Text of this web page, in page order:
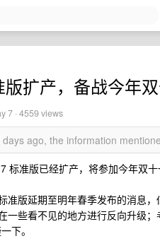
扩产，备战今年
7 · 4559 views
ago, the information
标准版已经扩产，将参加今年双
准版延期至明年春季发布的消息
一些看不见的地方进行反向升级
下。